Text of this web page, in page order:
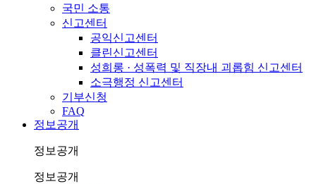
국민 소통
신고센터
공익신고센터
클린신고센터
성희롱 · 성폭력 및 직장내 괴롭힘 신고센터
소극행정 신고센터
기부신청
FAQ
정보공개
정보공개
정보공개